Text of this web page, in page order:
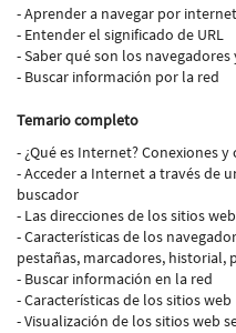
- Aprender a navegar por internet
- Entender el significado de URL
- Saber qué son los navegadores
- Buscar información por la red
Temario completo
- ¿Qué es Internet? Conexiones y
- Acceder a Internet a través de
buscador
- Las direcciones de los sitios web
- Características de los
pestañas, marcadores, historial,
- Buscar información en la red
- Características de los sitios web
- Visualización de los sitios web